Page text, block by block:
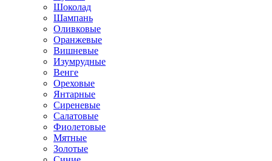
Шоколад
Шампань
Оливковые
Оранжевые
Вишневые
Изумрудные
Венге
Ореховые
Янтарные
Сиреневые
Салатовые
Фиолетовые
Мятные
Золотые